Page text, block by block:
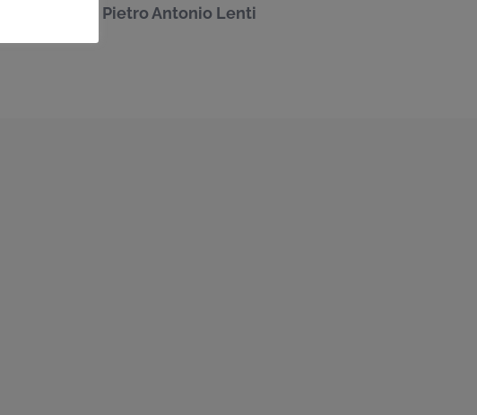
Pietro Antonio Lenti